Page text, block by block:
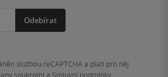
Odebírat
službou reCAPTCHA a platí pro něj
soukromía Smluvní podmínky